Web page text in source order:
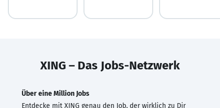
XING – Das Jobs-Netzwerk
Über eine Million Jobs
Entdecke mit XING genau den Job, der wirklich zu Dir